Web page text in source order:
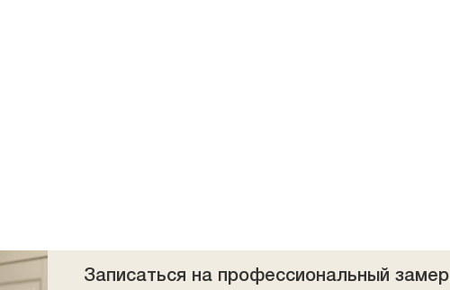
Записаться на профессиональный замер